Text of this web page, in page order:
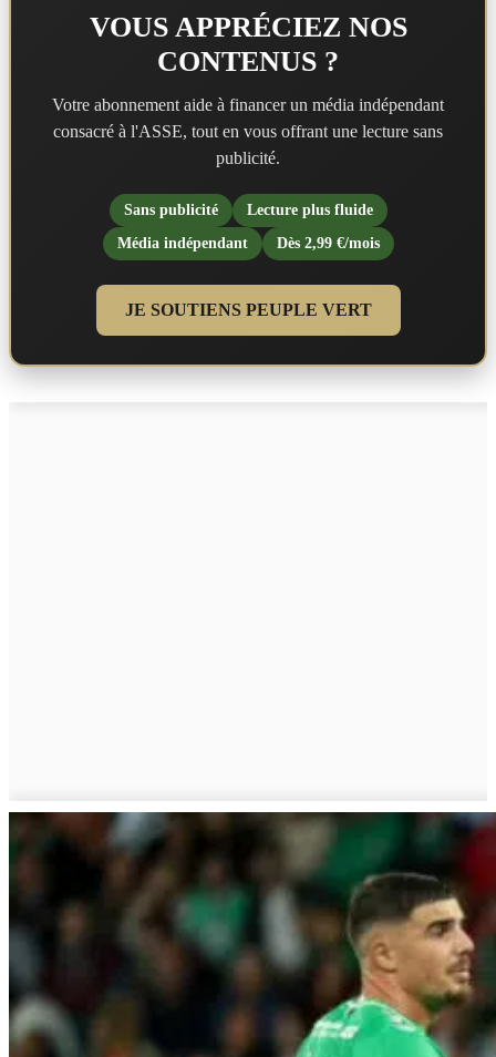
VOUS APPRÉCIEZ NOS
CONTENUS ?
Votre abonnement aide à financer un média indépendant
consacré à l'ASSE, tout en vous offrant une lecture sans
publicité.
Sans publicité
Lecture plus fluide
Média indépendant
Dès 2,99 €/mois
JE SOUTIENS PEUPLE VERT